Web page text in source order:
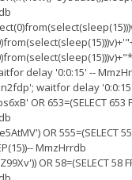
delay '0:0:15' --
waitfor delay
OR 653=(SELECT 653
OR 555=(SELECT
MmzHrrdb
OR 58=(SELECT 58